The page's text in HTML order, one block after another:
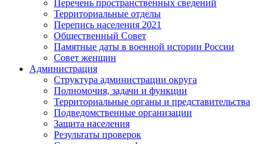
Перечень пространственных сведений
Территориальные отделы
Перепись населения 2021
Общественный Совет
Памятные даты в военной истории России
Совет женщин
Администрация
Структура администрации округа
Полномочия, задачи и функции
Территориальные органы и представительства
Подведомственные организации
Защита населения
Результаты проверок